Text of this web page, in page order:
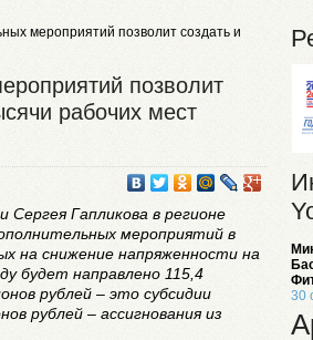
мероприятий позволит создать и
позволит
рабочих мест
Сергея Гапликова в регионе
мероприятий в
на снижение напряженности на
будет направлено 115,4
рублей – это субсидии
рублей – ассигнования из
30